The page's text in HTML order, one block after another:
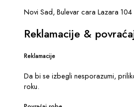
Novi Sad, Bulevar cara Lazara 104
Reklamacije &
Reklamacije
Da bi se izbegli nesporazumi,
roku.